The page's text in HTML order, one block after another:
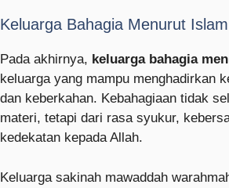
Keluarga Bahagia Menurut Islam
Pada akhirnya, keluarga bahagia
keluarga yang mampu menghadirkan
dan keberkahan. Kebahagiaan tidak
materi, tetapi dari rasa syukur,
kedekatan kepada Allah.
Keluarga sakinah mawaddah